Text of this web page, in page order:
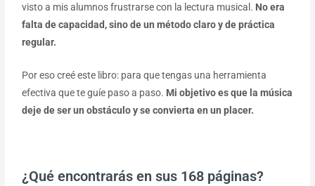
visto a mis alumnos frustrarse con la lectura musical. No era
falta de capacidad, sino de un método claro y de práctica
regular.
Por eso creé este libro: para que tengas una herramienta
efectiva que te guíe paso a paso. Mi objetivo es que la música
deje de ser un obstáculo y se convierta en un placer.
¿Qué encontrarás en sus 168 páginas?